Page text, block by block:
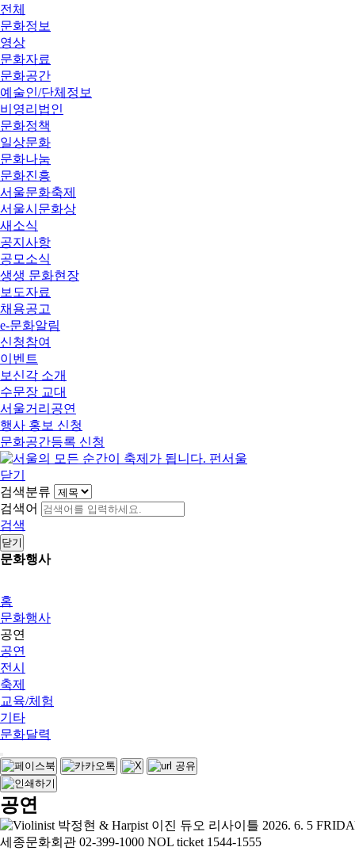
전체
문화정보
영상
문화자료
문화공간
예술인/단체정보
비영리법인
문화정책
일상문화
문화나눔
문화진흥
서울문화축제
서울시문화상
새소식
공지사항
공모소식
생생 문화현장
보도자료
채용공고
e-문화알림
신청참여
이벤트
보신각 소개
수문장 교대
서울거리공연
행사 홍보 신청
문화공간등록 신청
닫기
검색분류
검색어
검색
닫기
문화행사
홈
문화행사
공연
공연
전시
축제
교육/체험
기타
문화달력
공연